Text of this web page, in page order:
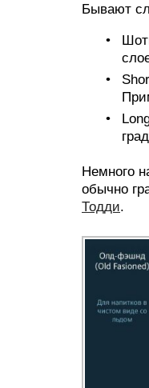
Бывают
Немного
обычно
Тодди.